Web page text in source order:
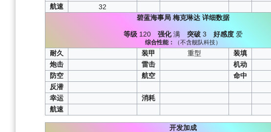
航速
32
碧蓝海事局 梅克琳达详细数据
等级 120 强化满 突破 3 好感度 爱
综合性能： （不含舰队科技）
耐久 装甲 重型
装填
炮击
雷击
机动
防空
航空
命中
反潜
幸运
消耗
航速
开发加成